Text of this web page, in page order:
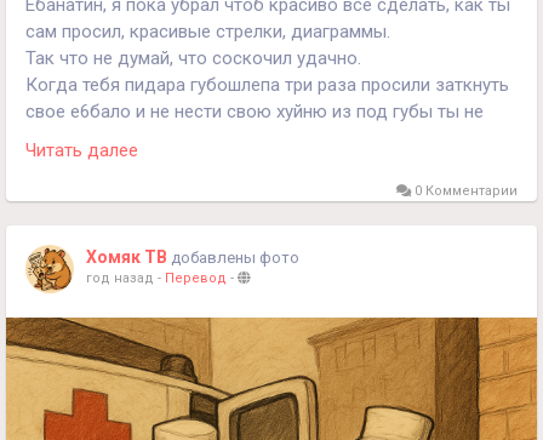
Ебанатин, я пока убрал чтоб красиво все сделать, как ты
сам просил, красивые стрелки, диаграммы.
Так что не думай, что соскочил удачно.
Когда тебя пидара губошлепа три раза просили заткнуть
свое е6бало и не нести свою хуйню из под губы ты не
втыкал. Тогда пидар смеялся, думал смехуечками
отделаться.
вкусом.и ты это знаешь.
Следи за новостями ослоёб.
Читать далее
0 Комментарии
Хомяк ТВ добавлены фото
год назад - Перевод -